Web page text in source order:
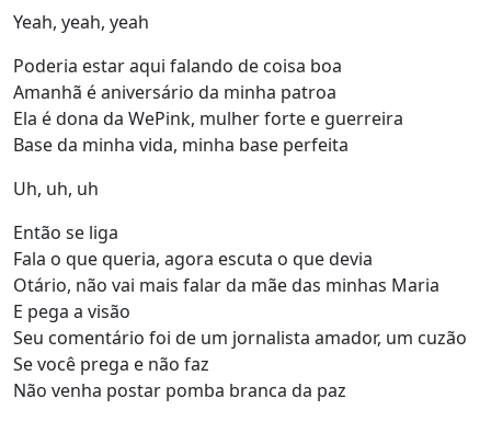
Yeah, yeah, yeah
Poderia estar aqui falando de coisa boa
Amanhã é aniversário da minha patroa
Ela é dona da WePink, mulher forte e guerreira
Base da minha vida, minha base perfeita
Uh, uh, uh
Então se liga
Fala o que queria, agora escuta o que devia
Otário, não vai mais falar da mãe das minhas Maria
E pega a visão
Seu comentário foi de um jornalista amador, um cuzão
Se você prega e não faz
Não venha postar pomba branca da paz